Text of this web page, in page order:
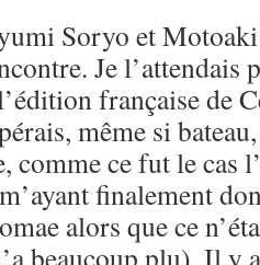
Soryo et Motoaki
Je l’attendais
française de
même si
comme ce fut le cas
finalement
alors que ce